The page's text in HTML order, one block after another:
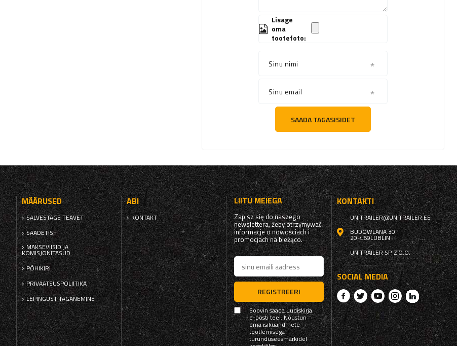
Lisage
oma
tootefoto:
Sinu nimi
Sinu email
SAADA TAGASISIDET
MÄÄRUSED
SALVESTAGE TEAVET
SAADETIS
MAKSEVIISID JA
KOMISJONITASUD
PÕHIKIRI
PRIVAATSUSPOLIITIKA
LEPINGUST TAGANEMINE
ABI
KONTAKT
LIITU MEIEGA
Zapisz się do naszego
newslettera, żeby otrzymywać
informacje o nowościach i
promocjach na bieżąco.
REGISTREERI
Soovin saada uudiskirja
e-posti teel. Nõustun
oma isikuandmete
töötlemisega
turunduseesmärkidel
KONTAKTI
UNITRAILER@UNITRAILER.EE
BUDOWLANA 30
20-469LUBLIN
UNITRAILER SP. Z O.O.
SOCIAL MEDIA